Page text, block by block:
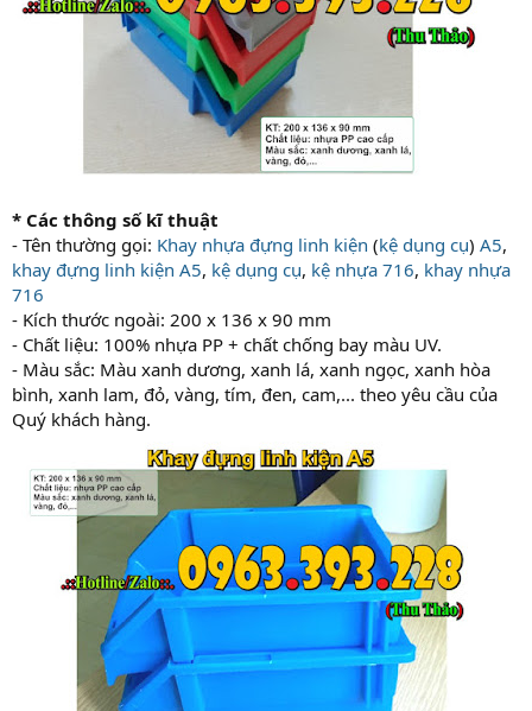
* Các thông số kĩ thuật
- Tên thường gọi: Khay nhựa đựng linh kiện (kệ dụng cụ) A5,
khay đựng linh kiện A5, kệ dụng cụ, kệ nhựa 716, khay nhựa
716
- Kích thước ngoài: 200 x 136 x 90 mm
- Chất liệu: 100% nhựa PP + chất chống bay màu UV.
- Màu sắc: Màu xanh dương, xanh lá, xanh ngọc, xanh hòa
bình, xanh lam, đỏ, vàng, tím, đen, cam,... theo yêu cầu của
Quý khách hàng.